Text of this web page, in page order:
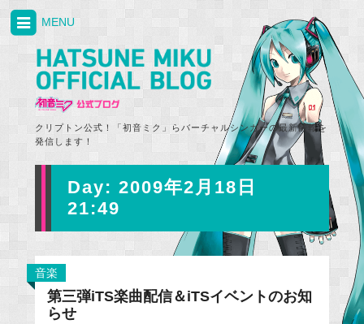
クリプトン公式！「初音ミク」らバーチャルシンガーの最新情報を
発信します！
MENU
Day: 2009年2月18日
21:49
音楽
第三弾iTS楽曲配信＆iTSイベントのお知
らせ